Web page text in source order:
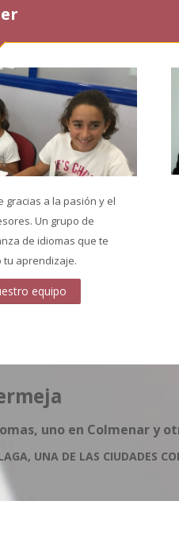
gracias a la pasión y el
Un grupo de
de idiomas que te
aprendizaje.
equipo
uno en Colmenar y
UNA DE LAS CIUDADES